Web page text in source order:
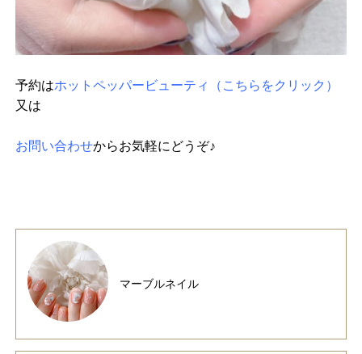
予約はホットペッパービューティ（こちらをクリック）
又は
お問い合わせからお気軽にどうぞ♪
マーブルネイル